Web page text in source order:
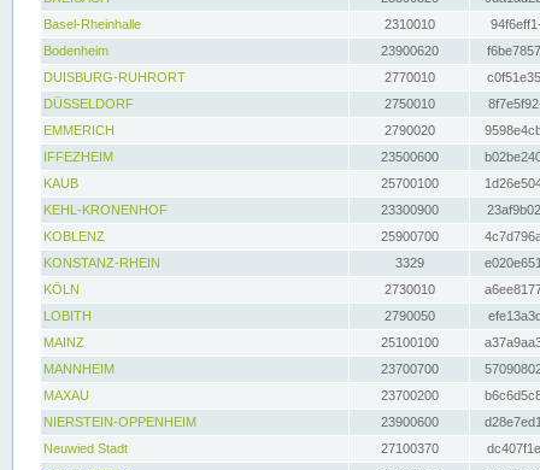
Basel-Rheinhalle
2310010
Bodenheim
23900620
DUISBURG-RUHRORT
2770010
DÜSSELDORF
2750010
EMMERICH
2790020
IFFEZHEIM
23500600
KAUB
25700100
KEHL-KRONENHOF
23300900
KOBLENZ
25900700
KONSTANZ-RHEIN
3329
KÖLN
2730010
LOBITH
2790050
MAINZ
25100100
MANNHEIM
23700700
MAXAU
23700200
NIERSTEIN-OPPENHEIM
23900600
Neuwied Stadt
27100370